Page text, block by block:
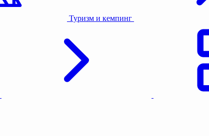
Туризм и кемпинг